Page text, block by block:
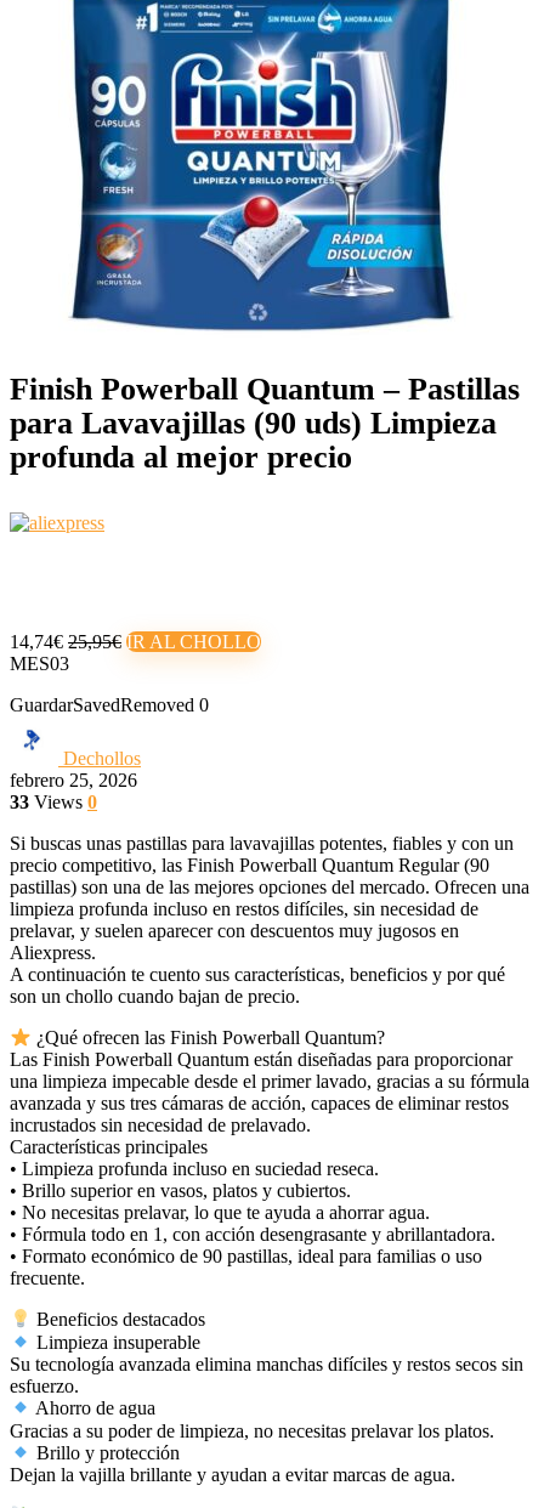
Finish Powerball Quantum – Pastillas
para Lavavajillas (90 uds) Limpieza
profunda al mejor precio
14,74€ 25,95€ IR AL CHOLLO
MES03
GuardarSavedRemoved 0
Dechollos
febrero 25, 2026
33 Views 0
Si buscas unas pastillas para lavavajillas potentes, fiables y con un
precio competitivo, las Finish Powerball Quantum Regular (90
pastillas) son una de las mejores opciones del mercado. Ofrecen una
limpieza profunda incluso en restos difíciles, sin necesidad de
prelavar, y suelen aparecer con descuentos muy jugosos en
Aliexpress.
A continuación te cuento sus características, beneficios y por qué
son un chollo cuando bajan de precio.
¿Qué ofrecen las Finish Powerball Quantum?
Las Finish Powerball Quantum están diseñadas para proporcionar
una limpieza impecable desde el primer lavado, gracias a su fórmula
avanzada y sus tres cámaras de acción, capaces de eliminar restos
incrustados sin necesidad de prelavado.
Características principales
• Limpieza profunda incluso en suciedad reseca.
• Brillo superior en vasos, platos y cubiertos.
• No necesitas prelavar, lo que te ayuda a ahorrar agua.
• Fórmula todo en 1, con acción desengrasante y abrillantadora.
• Formato económico de 90 pastillas, ideal para familias o uso
frecuente.
Beneficios destacados
Limpieza insuperable
Su tecnología avanzada elimina manchas difíciles y restos secos sin
esfuerzo.
Ahorro de agua
Gracias a su poder de limpieza, no necesitas prelavar los platos.
Brillo y protección
Dejan la vajilla brillante y ayudan a evitar marcas de agua.